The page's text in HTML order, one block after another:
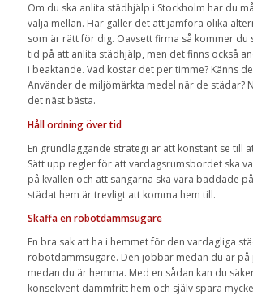
Om du ska anlita städhjälp i Stockholm har du
välja mellan. Här gäller det att jämföra olika
som är rätt för dig. Oavsett firma så kommer du
tid på att anlita städhjälp, men det finns också
i beaktande. Vad kostar det per timme? Känns
Använder de miljömärkta medel när de städar?
det näst bästa.
Håll ordning över tid
En grundläggande strategi är att konstant se till
Sätt upp regler för att vardagsrumsbordet ska
på kvällen och att sängarna ska vara bäddade
städat hem är trevligt att komma hem till.
Skaffa en robotdammsugare
En bra sak att ha i hemmet för den vardagliga
robotdammsugare. Den jobbar medan du är
medan du är hemma. Med en sådan kan du
konsekvent dammfritt hem och själv spara